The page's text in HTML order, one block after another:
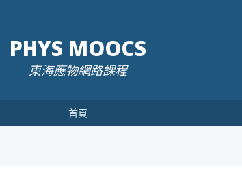
PHYS MOOCS
東海應物網路課程
首頁